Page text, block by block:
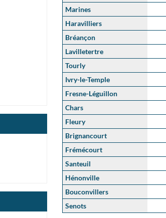
Marines
Haravilliers
Bréançon
Lavilletertre
Tourly
Ivry-le-Temple
Fresne-Léguillon
Chars
Fleury
Brignancourt
Frémécourt
Santeuil
Hénonville
Bouconvillers
Senots